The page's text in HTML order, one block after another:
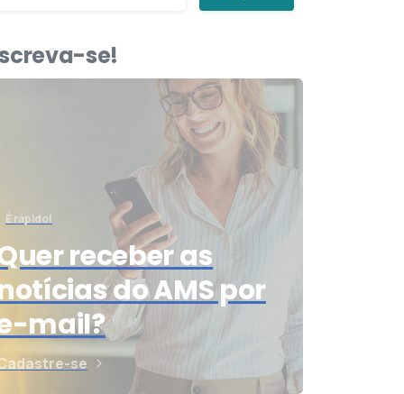
se!
É rápido!
receber as
do AMS por
mail?
se